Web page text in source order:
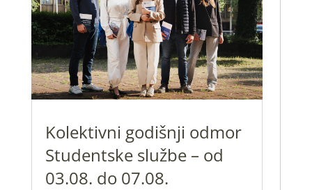
Kolektivni godišnji odmor
Studentske službe – od
03.08. do 07.08.